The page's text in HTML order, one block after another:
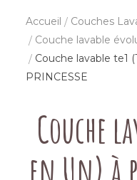
Accueil
Couches
Couche lavable
Couche lavable te1
PRINCESSE
Couche
en Un) à